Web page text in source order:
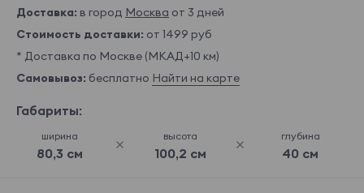
Доставка: в город Москва от 3 дней
Стоимость доставки: от 1499 руб
* Доставка по Москве (МКАД+10 км)
Самовывоз: бесплатно Найти на карте
Габариты:
ширина
80,3 см
высота
100,2 см
глубина
40 см